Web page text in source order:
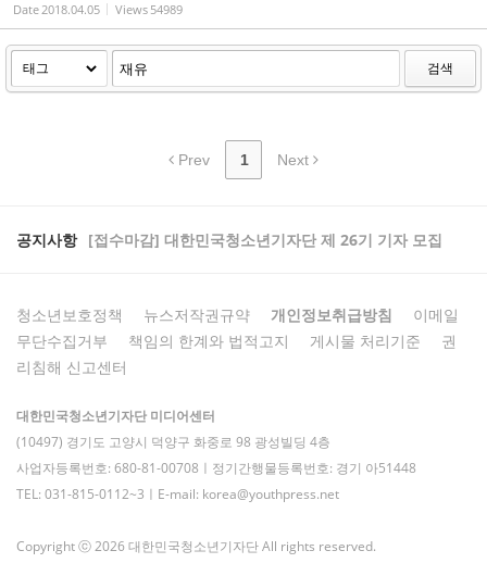
Date2018.04.05 Views 54989
검색
Prev 1 Next
공지사항 [접수마감] 대한민국청소년기자단 제 26기 기자 모집
청소년보호정책 뉴스저작권규약 개인정보취급방침
이메일
무단수집거부
책임의 한계와 법적고지 게시물 처리기준
권
리침해 신고센터
대한민국청소년기자단 미디어센터
(10497) 경기도 고양시 덕양구 화중로 98 광성빌딩 4층
사업자등록번호: 680-81-00708ㅣ정기간행물등록번호: 경기 아51448
TEL: 031-815-0112~3ㅣE-mail: korea@youthpress.net
Copyright ⓒ 2026 대한민국청소년기자단 All rights reserved.